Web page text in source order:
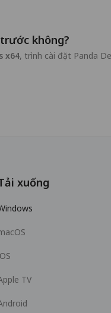
không?
x64, trình cài đặt Panda
xuống
TV